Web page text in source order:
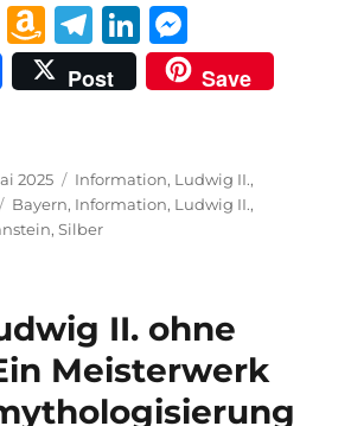
W A
m
a
o
n
W
h
Li
st
T
el
e
r
a
Li
n
k
d
I
e
ss
n
g
Post Save
2025 Kategorien
Information, Ludwig II.,
Schlagwörter
Bayern, Information, Ludwig II.,
,Silber
II. ohne
Meisterwerk